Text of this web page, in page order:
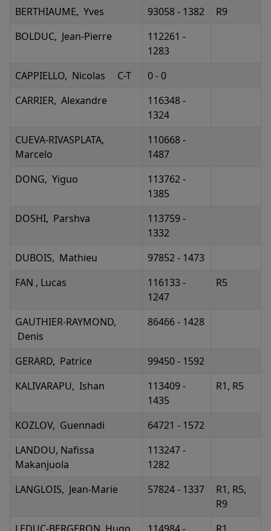
BERTHIAUME, Yves
93058 - 1382
R9
BOLDUC, Jean-Pierre
112261 -
1283
CAPPIELLO, Nicolas C-T
0 - 0
CARRIER, Alexandre
116348 -
1324
CUEVA-RIVASPLATA,
Marcelo
110668 -
1487
DONG, Yiguo
113762 -
1385
DOSHI, Parshva
113759 -
1332
DUBOIS, Mathieu
97852 - 1473
FAN , Lucas
116133 -
1247
R5
GAUTHIER-RAYMOND,
Denis
86466 - 1428
GERARD, Patrice
99450 - 1592
KALIVARAPU, Ishan
113409 -
1435
R1, R5
KOZLOV, Guennadi
64721 - 1572
LANDOU, Nafissa
Makanjuola
113247 -
1282
LANGLOIS, Jean-Marie
57824 - 1337
R1, R5,
R9